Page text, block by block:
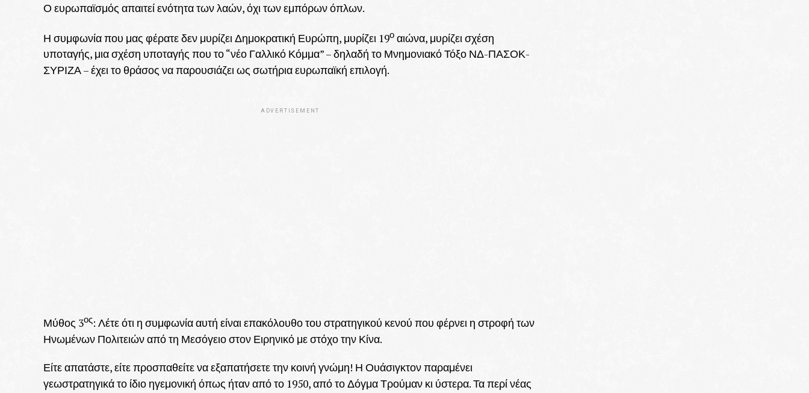
Ο ευρωπαϊσμός απαιτεί ενότητα των λαών, όχι των εμπόρων όπλων.
Η συμφωνία που μας φέρατε δεν μυρίζει Δημοκρατική Ευρώπη, μυρίζει 19ο αιώνα, μυρίζει σχέση
υποταγής, μια σχέση υποταγής που το “νέο Γαλλικό Κόμμα” – δηλαδή το Μνημονιακό Τόξο ΝΔ-ΠΑΣΟΚ-
ΣΥΡΙΖΑ – έχει το θράσος να παρουσιάζει ως σωτήρια ευρωπαϊκή επιλογή.
ADVERTISEMENT
Μύθος 3ος: Λέτε ότι η συμφωνία αυτή είναι επακόλουθο του στρατηγικού κενού που φέρνει η στροφή των
Ηνωμένων Πολιτειών από τη Μεσόγειο στον Ειρηνικό με στόχο την Κίνα.
Είτε απατάστε, είτε προσπαθείτε να εξαπατήσετε την κοινή γνώμη! Η Ουάσιγκτον παραμένει
γεωστρατηγικά το ίδιο ηγεμονική όπως ήταν από το 1950, από το Δόγμα Τρούμαν κι ύστερα. Τα περί νέας